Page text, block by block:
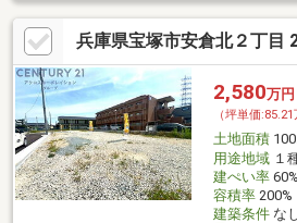
兵庫県宝塚市安倉北２丁目
2,580万円
（坪単価:85.21
土地面積
用途地域１
建ぺい率60%
容積率200%
建築条件な